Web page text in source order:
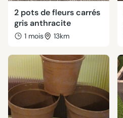
2 pots de fleurs carrés
gris anthracite
1 mois 13km